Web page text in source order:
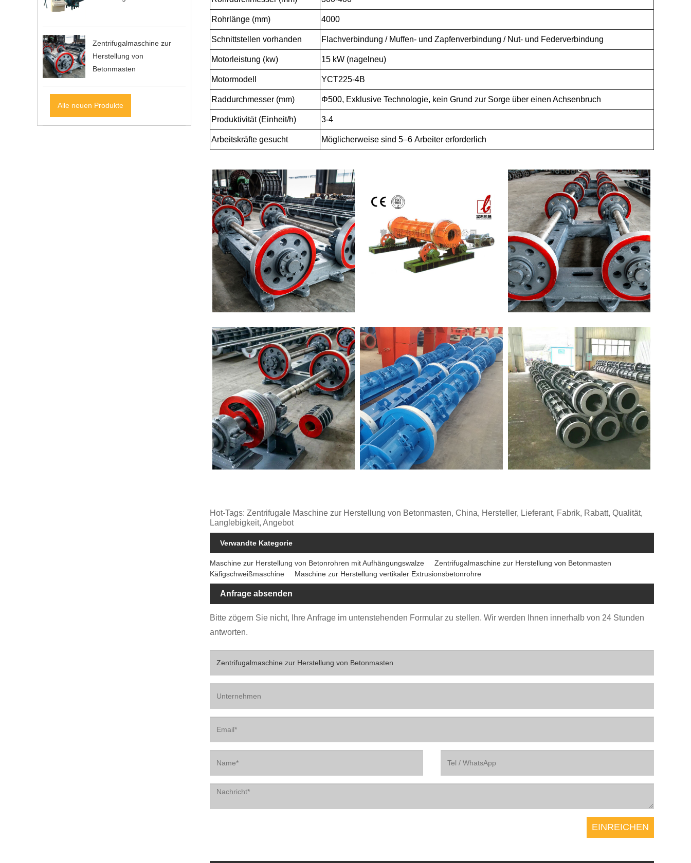
Zentrifugalmaschine zur
Herstellung von
Betonmasten
Alle neuen Produkte
Rohrlänge (mm) 4000
Schnittstellen vorhanden Flachverbindung / Muffen- und Zapfenverbindung / Nut- und Federverbindung
Motorleistung (kw) 15 kW (nagelneu)
Motormodell YCT225-4B
Raddurchmesser (mm) Φ500, Exklusive Technologie, kein Grund zur Sorge über einen Achsenbruch
Produktivität (Einheit/h) 3-4
Arbeitskräfte gesucht Möglicherweise sind 5–6 Arbeiter erforderlich
Hot-Tags: Zentrifugale Maschine zur Herstellung von Betonmasten, China, Hersteller, Lieferant, Fabrik, Rabatt, Qualität,
Langlebigkeit, Angebot
Verwandte Kategorie
Maschine zur Herstellung von Betonrohren mit Aufhängungswalze
Zentrifugalmaschine zur Herstellung von Betonmasten
Käfigschweißmaschine
Maschine zur Herstellung vertikaler Extrusionsbetonrohre
Anfrage absenden
Bitte zögern Sie nicht, Ihre Anfrage im untenstehenden Formular zu stellen. Wir werden Ihnen innerhalb von 24 Stunden
antworten.